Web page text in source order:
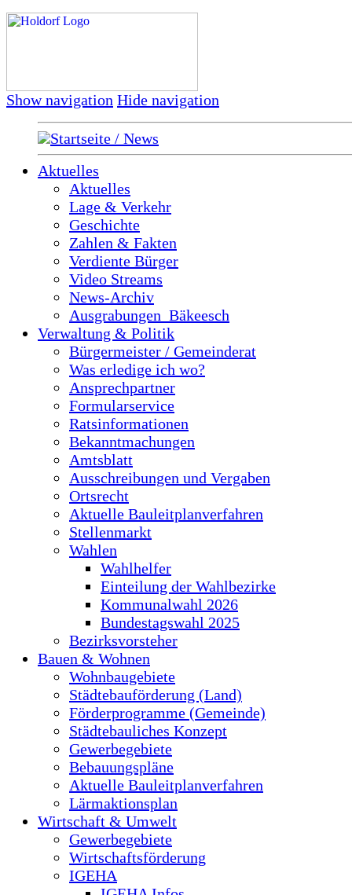
Show navigation Hide navigation
Startseite / News
Aktuelles
Aktuelles
Lage & Verkehr
Geschichte
Zahlen & Fakten
Verdiente Bürger
Video Streams
News-Archiv
Ausgrabungen_Bäkeesch
Verwaltung & Politik
Bürgermeister / Gemeinderat
Was erledige ich wo?
Ansprechpartner
Formularservice
Ratsinformationen
Bekanntmachungen
Amtsblatt
Ausschreibungen und Vergaben
Ortsrecht
Aktuelle Bauleitplanverfahren
Stellenmarkt
Wahlen
Wahlhelfer
Einteilung der Wahlbezirke
Kommunalwahl 2026
Bundestagswahl 2025
Bezirksvorsteher
Bauen & Wohnen
Wohnbaugebiete
Städtebauförderung (Land)
Förderprogramme (Gemeinde)
Städtebauliches Konzept
Gewerbegebiete
Bebauungspläne
Aktuelle Bauleitplanverfahren
Lärmaktionsplan
Wirtschaft & Umwelt
Gewerbegebiete
Wirtschaftsförderung
IGEHA